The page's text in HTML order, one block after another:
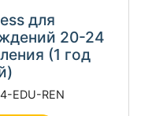
для
20-24
(1 год
EDU-REN